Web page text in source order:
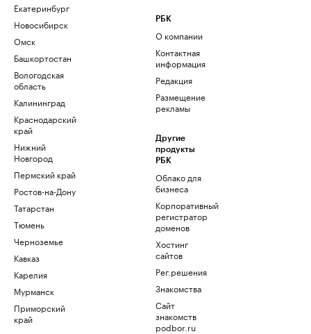
Екатеринбург
Новосибирск
Омск
Башкортостан
Вологодская
область
Калининград
Краснодарский
край
Нижний
Новгород
Пермский край
Ростов-на-Дону
Татарстан
Тюмень
Черноземье
Кавказ
Карелия
Мурманск
Приморский
край
РБК
О компании
Контактная
информация
Редакция
Размещение
рекламы
Другие
продукты
РБК
Облако для
бизнеса
Корпоративный
регистратор
доменов
Хостинг
сайтов
Рег.решения
Знакомства
Сайт
знакомств
podbor.ru